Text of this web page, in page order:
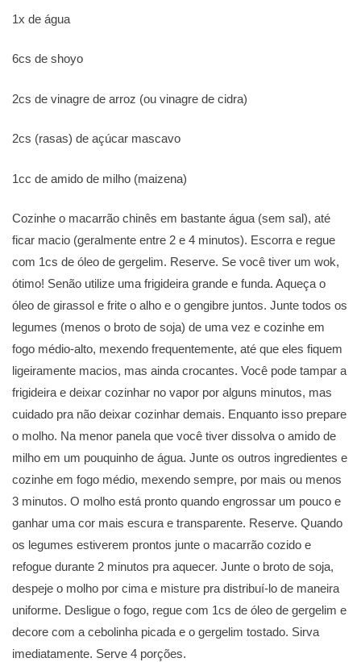
1x de água
6cs de shoyo
2cs de vinagre de arroz (ou vinagre de cidra)
2cs (rasas) de açúcar mascavo
1cc de amido de milho (maizena)
Cozinhe o macarrão chinês em bastante água (sem sal), até
ficar macio (geralmente entre 2 e 4 minutos). Escorra e regue
com 1cs de óleo de gergelim. Reserve. Se você tiver um wok,
ótimo! Senão utilize uma frigideira grande e funda. Aqueça o
óleo de girassol e frite o alho e o gengibre juntos. Junte todos os
legumes (menos o broto de soja) de uma vez e cozinhe em
fogo médio-alto, mexendo frequentemente, até que eles fiquem
ligeiramente macios, mas ainda crocantes. Você pode tampar a
frigideira e deixar cozinhar no vapor por alguns minutos, mas
cuidado pra não deixar cozinhar demais. Enquanto isso prepare
o molho. Na menor panela que você tiver dissolva o amido de
milho em um pouquinho de água. Junte os outros ingredientes e
cozinhe em fogo médio, mexendo sempre, por mais ou menos
3 minutos. O molho está pronto quando engrossar um pouco e
ganhar uma cor mais escura e transparente. Reserve. Quando
os legumes estiverem prontos junte o macarrão cozido e
refogue durante 2 minutos pra aquecer. Junte o broto de soja,
despeje o molho por cima e misture pra distribuí-lo de maneira
uniforme. Desligue o fogo, regue com 1cs de óleo de gergelim e
decore com a cebolinha picada e o gergelim tostado. Sirva
imediatamente. Serve 4 porções.